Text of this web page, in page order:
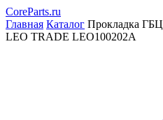
CoreParts.ru
Главная Каталог Прокладка
LEO TRADE LEO100202A